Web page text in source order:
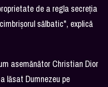
de a regla secreția
sălbatic", explică
asemănător Christian Dior
lăsat Dumnezeu pe